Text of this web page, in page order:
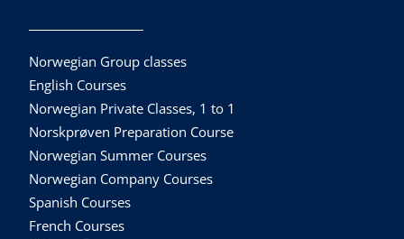
Norwegian Group classes
English Courses
Norwegian Private Classes, 1 to 1
Norskprøven Preparation Course
Norwegian Summer Courses
Norwegian Company Courses
Spanish Courses
French Courses